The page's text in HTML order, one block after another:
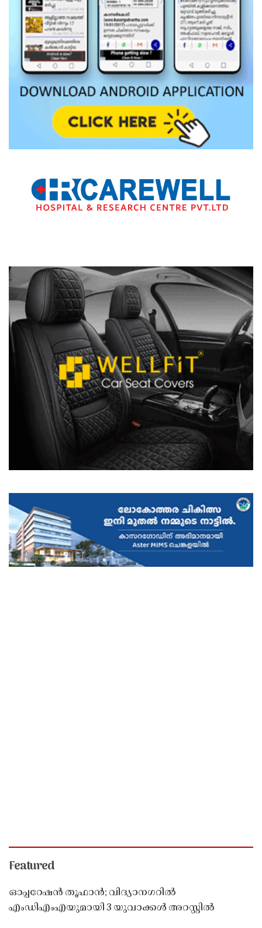
Featured
ഓപ്പറേഷൻ തൂഫാൻ; വിദ്യാനഗറിൽ
എംഡിഎംഎയുമായി 3 യുവാക്കൾ അറസ്റ്റിൽ